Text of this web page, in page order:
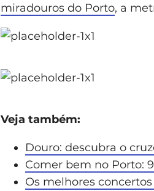
miradouros do Porto, a
Veja também:
Douro: descubra o
Comer bem no Porto:
Os melhores